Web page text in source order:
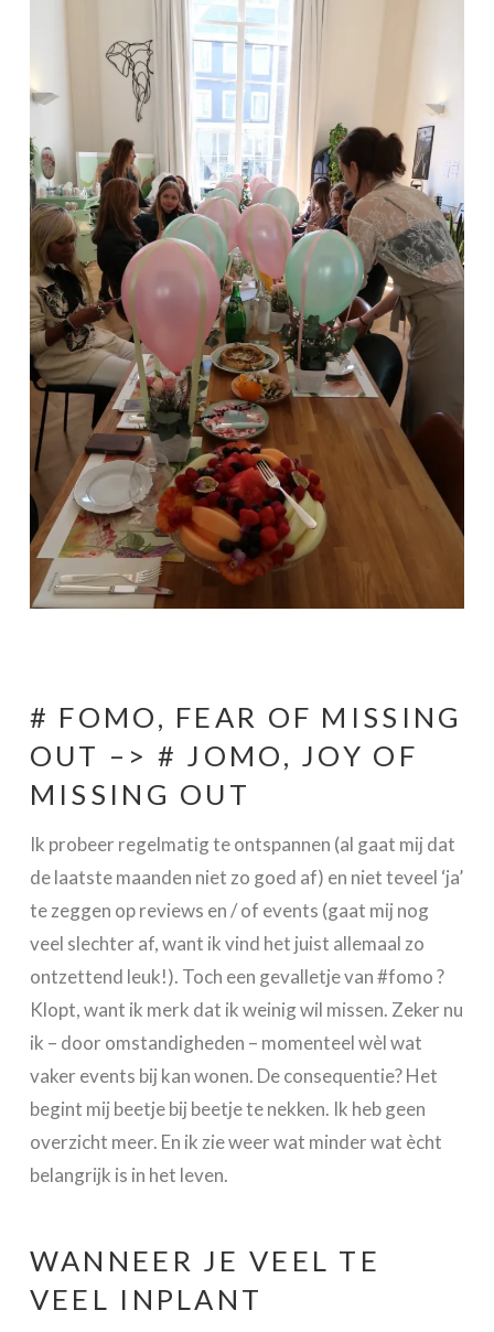
# FOMO, FEAR OF MISSING
OUT –> # JOMO, JOY OF
MISSING OUT
Ik probeer regelmatig te ontspannen (al gaat mij dat
de laatste maanden niet zo goed af) en niet teveel ‘ja’
te zeggen op reviews en / of events (gaat mij nog
veel slechter af, want ik vind het juist allemaal zo
ontzettend leuk!). Toch een gevalletje van #fomo ?
Klopt, want ik merk dat ik weinig wil missen. Zeker nu
ik – door omstandigheden – momenteel wèl wat
vaker events bij kan wonen. De consequentie? Het
begint mij beetje bij beetje te nekken. Ik heb geen
overzicht meer. En ik zie weer wat minder wat ècht
belangrijk is in het leven.
WANNEER JE VEEL TE
VEEL INPLANT